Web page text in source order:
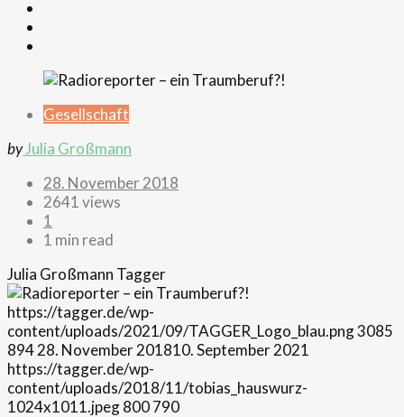
Gesellschaft
byJulia Großmann
28. November 2018
2641 views
1
1 min read
Julia Großmann Tagger
https://tagger.de/wp-
content/uploads/2021/09/TAGGER_Logo_blau.png3085
89428. November 201810. September 2021
https://tagger.de/wp-
content/uploads/2018/11/tobias_hauswurz-
1024x1011.jpeg800790